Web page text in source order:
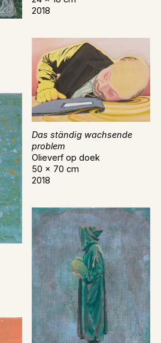
2018
Das ständig wachsende
problem
Olieverf op doek
50 x 70 cm
2018